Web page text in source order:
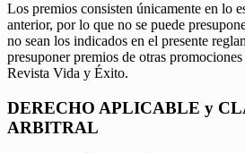
Los premios consisten únicamente en lo
anterior, por lo que no se puede
no sean los indicados en el presente
presuponer premios de otras
Revista Vida y Éxito.
DERECHO APLICABLE y
ARBITRAL